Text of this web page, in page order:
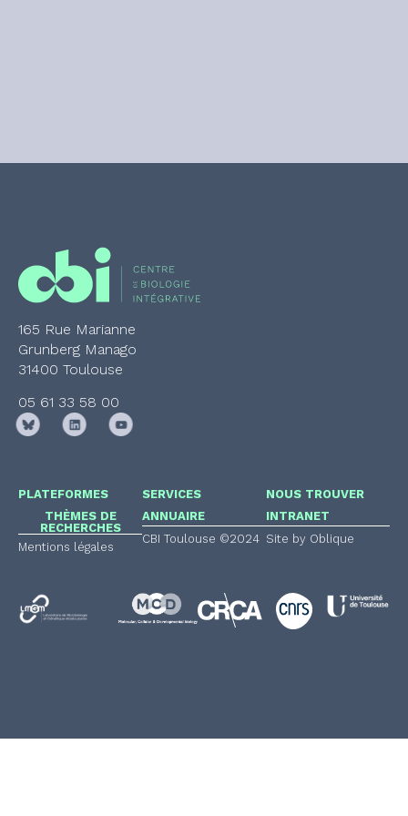
165 Rue Marianne
Grunberg Manago
31400 Toulouse
05 61 33 58 00
PLATEFORMES
THÈMES DE
RECHERCHES
Mentions légales
SERVICES
ANNUAIRE
CBI Toulouse ©2024
NOUS TROUVER
INTRANET
Site by Oblique